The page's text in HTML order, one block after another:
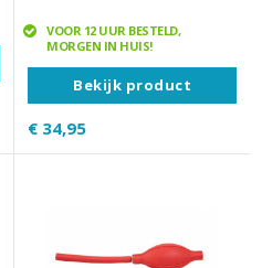
VOOR 12 UUR BESTELD,
MORGEN IN HUIS!
Bekijk product
€ 34,95